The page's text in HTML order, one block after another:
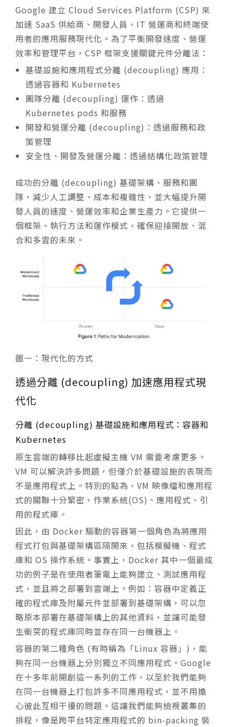
Google 建立 Cloud Services Platform (CSP) 來
加速 SaaS 供給商、開發人員、IT 營運商和終端使
用者的應用服務現代化。為了平衡開發速度、營運
效率和管理平台，CSP 框架支援關鍵元件分離法：
基礎設施和應用程式分離 (decoupling) 應用：
透過容器和 Kubernetes
團隊分離 (decoupling) 運作：透過
Kubernetes pods 和服務
開發和營運分離 (decoupling)：透過服務和政
策管理
安全性、開發及營運分離：透過結構化政策管理
成功的分離 (decoupling) 基礎架構、服務和團
隊，減少人工調整、成本和複雜性，並大幅提升開
發人員的速度、營運效率和企業生產力。它提供一
個框架、執行方法和運作模式，確保迎接開放、混
合和多雲的未來。
圖一：現代化的方式
透過分離 (decoupling) 加速應用程式現
代化
分離 (decoupling) 基礎設施和應用程式：容器和
Kubernetes
原生雲端的轉移比起虛擬主機 VM 需要考慮更多。
VM 可以解決許多問題，但僅介於基礎設施的表現而
不是應用程式上。特別的點為，VM 映像檔和應用程
式的關聯十分緊密，作業系統(OS)、應用程式、引
用的程式庫。
因此，由 Docker 驅動的容器第一個角色為將應用
程式打包與基礎架構區隔開來，包括模擬機、程式
庫和 OS 操作系統。事實上，Docker 其中一個最成
功的例子是在使用者筆電上能夠建立、測試應用程
式，並且將之部署到雲端上。例如：容器中定義正
確的程式庫及附屬元件並部署到基礎架構，可以忽
略原本部署在基礎架構上的其他資料，並讓可能發
生衝突的程式庫同時並存在同一台機器上。
容器的第二種角色 (有時稱為「Linux 容器」)，能
夠在同一台機器上分別獨立不同應用程式。Google
在十多年前開創這一系列的工作，以至於我們能夠
在同一台機器上打包許多不同應用程式，並不用擔
心彼此互相干擾的問題。這讓我們能夠檢視叢集的
排程，像是跨平台特定應用程式的 bin-packing 裝